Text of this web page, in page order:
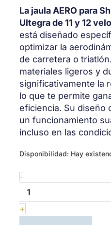
La jaula AERO para
Ultegra de 11 y 12
está diseñado
optimizar la
de carretera o
materiales ligeros y
significativamente la
lo que te permite
eficiencia. Su diseño
un funcionamiento
incluso en las
Disponibilidad: Hay
-
Shimano
&
Dura-
Ace
-
Oversized
+